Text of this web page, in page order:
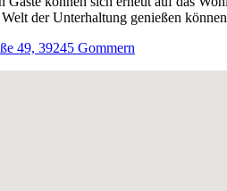
der Unterhaltung genießen
49, 39245 Gommern